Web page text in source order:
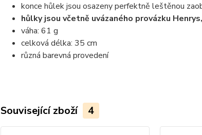
konce hůlek jsou osazeny perfektně leštěnou
hůlky jsou včetně uvázaného provázku
váha: 61 g
celková délka: 35 cm
různá barevná provedení
Související zboží 4